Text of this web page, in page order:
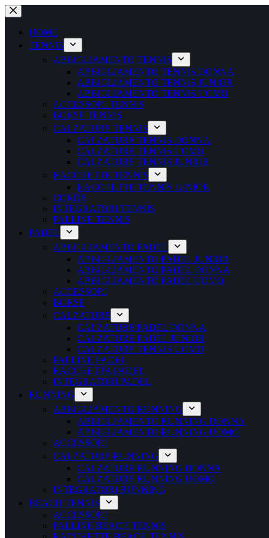
Salta
al
contenutoHOME
TENNIS
ABBIGLIAMENTO TENNIS
ABBIGLIAMENTO TENNIS DONNA
ABBIGLIAMENTO TENNIS JUNIOR
ABBIGLIAMENTO TENNIS UOMO
ACCESSORI TENNIS
BORSE TENNIS
CALZATURE TENNIS
CALZATURE TENNIS DONNA
CALZATURE TENNIS UOMO
CALZATURE TENNIS JUNIOR
RACCHETTE TENNIS
RACCHETTE TENNIS JUNIOR
CORDE
INTEGRATORI TENNIS
PALLINE TENNIS
PADEL
ABBIGLIAMENTO PADEL
ABBIGLIAMENTO PADEL JUNIOR
ABBIGLIAMENTO PADEL DONNA
ABBIGLIAMENTO PADEL UOMO
ACCESSORI
BORSE
CALZATURE
CALZATURE PADEL DONNA
CALZATURE PADEL JUNIOR
CALZATURE TENNIS UOMO
PALLINE PADEL
RACCHETTA PADEL
INTEGRATORI PADEL
RUNNING
ABBIGLIAMENTO RUNNING
ABBIGLIAMENTO RUNNING DONNA
ABBIGLIAMENTO RUNNING UOMO
ACCESSORI
CALZATURE RUNNING
CALZATURE RUNNING DONNA
CALZATURE RUNNING UOMO
INTEGRATORI RUNNING
BEACH TENNIS
ACCESSORI
PALLINE BEACH TENNIS